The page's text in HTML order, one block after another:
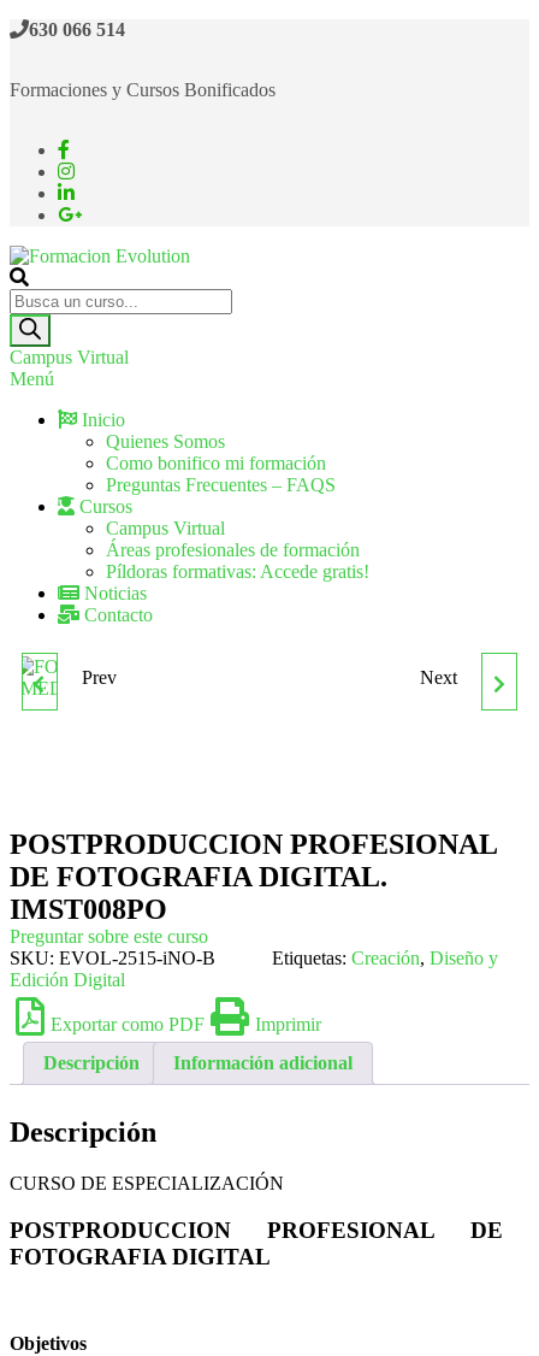
630 066 514
Formaciones y Cursos Bonificados
Formacion Evolution
Cursos de formación continua
Campus Virtual
Menú
Inicio
Quienes Somos
Como bonifico mi formación
Preguntas Frecuentes – FAQS
Cursos
Campus Virtual
Áreas profesionales de formación
Píldoras formativas: Accede gratis!
Noticias
Contacto
FOTOGRAFÍA DIGITAL
Prev Next
POSTPRODUCCION PROFESIONAL
DE FOTOGRAFIA DIGITAL.
IMST008PO
Preguntar sobre este curso
SKU: EVOL-2515-iNO-B Etiquetas: Creación, Diseño y
Edición Digital
Exportar como PDF
Imprimir
Descripción
Información adicional
Descripción
CURSO DE ESPECIALIZACIÓN
POSTPRODUCCION PROFESIONAL DE
FOTOGRAFIA DIGITAL
Objetivos